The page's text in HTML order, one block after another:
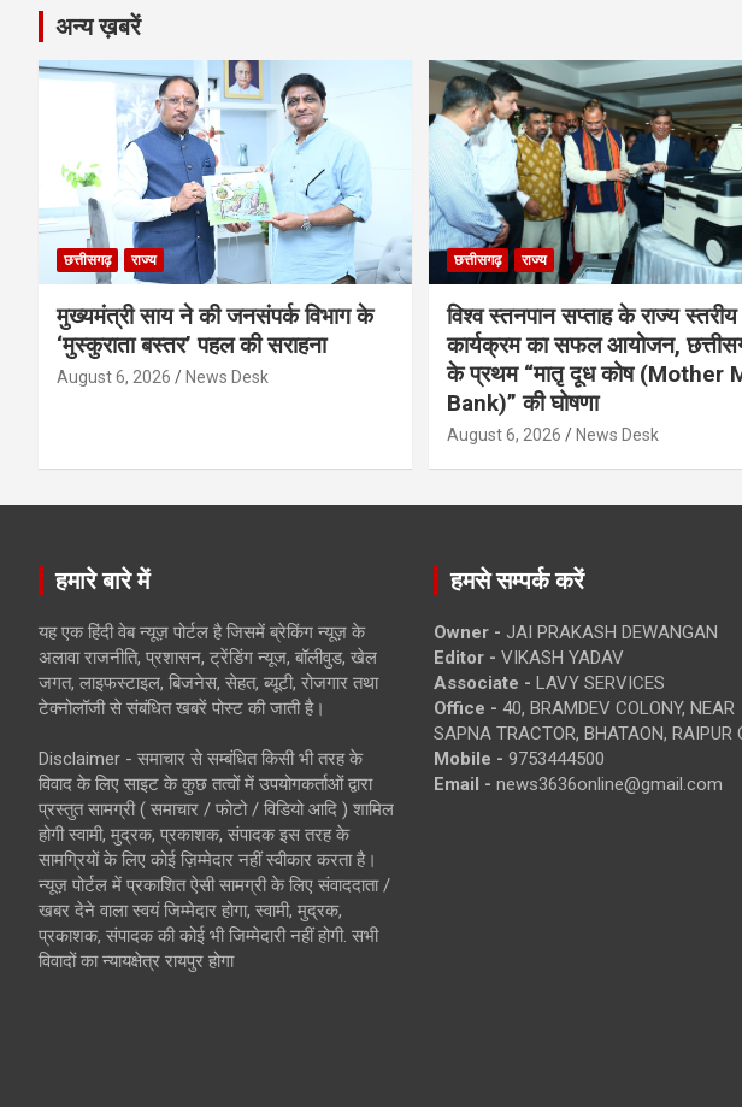
अन्य ख़बरें
छत्तीसगढ़ राज्य
मुख्यमंत्री साय ने की जनसंपर्क विभाग के
‘मुस्कुराता बस्तर’ पहल की सराहना
August 6, 2026 News Desk
छत्तीसगढ़ राज्य
विश्व स्तनपान सप्ताह के राज्य स्तरीय
कार्यक्रम का सफल आयोजन,
के प्रथम “मातृ दूध कोष (Mother
Bank)” की घोषणा
August 6, 2026 News Desk
हमारे बारे में
यह एक हिंदी वेब न्यूज़ पोर्टल है जिसमें ब्रेकिंग न्यूज़ के
अलावा राजनीति, प्रशासन, ट्रेंडिंग न्यूज, बॉलीवुड, खेल
जगत, लाइफस्टाइल, बिजनेस, सेहत, ब्यूटी, रोजगार तथा
टेक्नोलॉजी से संबंधित खबरें पोस्ट की जाती है।
Disclaimer - समाचार से सम्बंधित किसी भी तरह के
विवाद के लिए साइट के कुछ तत्वों में उपयोगकर्ताओं द्वारा
प्रस्तुत सामग्री ( समाचार / फोटो / विडियो आदि ) शामिल
होगी स्वामी, मुद्रक, प्रकाशक, संपादक इस तरह के
सामग्रियों के लिए कोई ज़िम्मेदार नहीं स्वीकार करता है।
न्यूज़ पोर्टल में प्रकाशित ऐसी सामग्री के लिए संवाददाता /
खबर देने वाला स्वयं जिम्मेदार होगा, स्वामी, मुद्रक,
प्रकाशक, संपादक की कोई भी जिम्मेदारी नहीं होगी. सभी
विवादों का न्यायक्षेत्र रायपुर होगा
हमसे सम्पर्क करें
Owner - JAI PRAKASH DEWANGAN
Editor - VIKASH YADAV
Associate - LAVY SERVICES
Office - 40, BRAMDEV COLONY, NEAR
SAPNA TRACTOR, BHATAON, RAIPUR
Mobile - 9753444500
Email - news3636online@gmail.com